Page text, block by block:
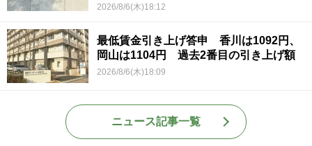
2026/8/6(木)18:12
最低賃金引き上げ答申 香川は1092円、
岡山は1104円 過去2番目の引き上げ額
2026/8/6(木)18:09
ニュース記事一覧